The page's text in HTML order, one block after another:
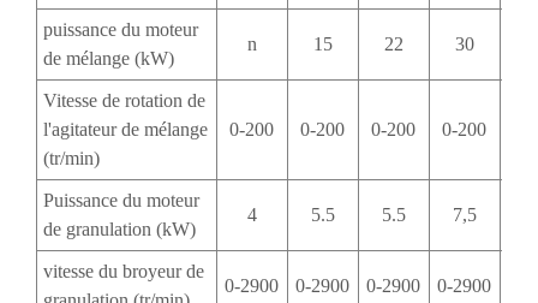
puissance du moteur
de mélange (kW)
n 15 22 30
Vitesse de rotation de
l'agitateur de mélange
(tr/min)
0-200 0-200 0-200 0-200
Puissance du moteur
de granulation (kW)
4 5.5 5.5 7,5
vitesse du broyeur de
0-2900 0-2900 0-2900 0-2900